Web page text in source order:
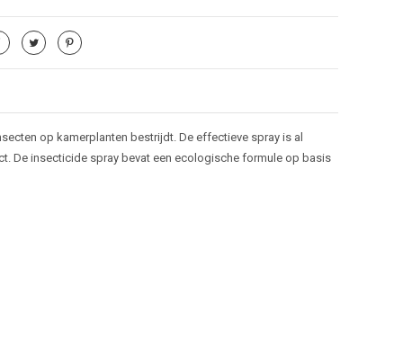
op kamerplanten bestrijdt. De effectieve spray is al
De insecticide spray bevat een ecologische formule op basis